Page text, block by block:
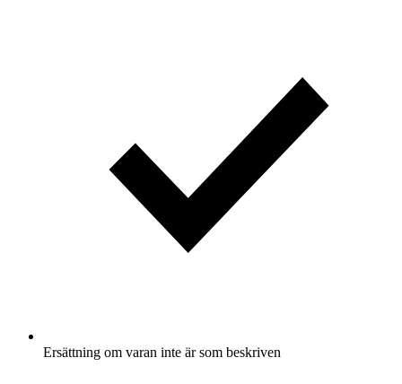
Ersättning om varan inte är som beskriven